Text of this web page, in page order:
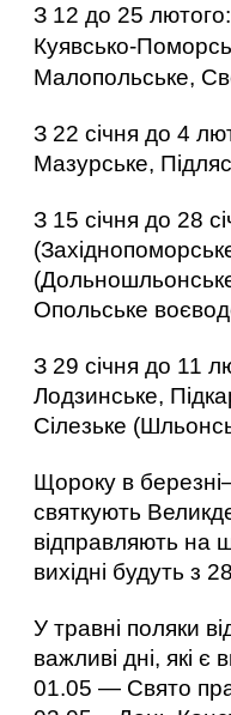
З 12 до 25
Куявсько-
Малопольське,
З 22 січня до 4
Мазурське,
З 15 січня до 28
Опольське
З 29 січня до 11
Лодзинське,
Сілезьке
Щороку в
святкують
відправляють на
вихідні будуть з
У травні поляки
важливі дні, які є
01.05 — Свято